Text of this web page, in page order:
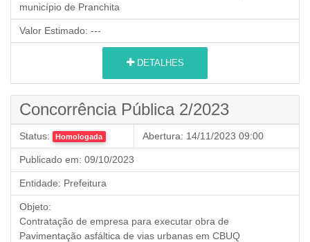
município de Pranchita
Valor Estimado: ---
DETALHES
Concorrência Pública 2/2023
Status: Homologada Abertura: 14/11/2023 09:00
Publicado em: 09/10/2023
Entidade: Prefeitura
Objeto:
Contratação de empresa para executar obra de
Pavimentação asfáltica de vias urbanas em CBUQ